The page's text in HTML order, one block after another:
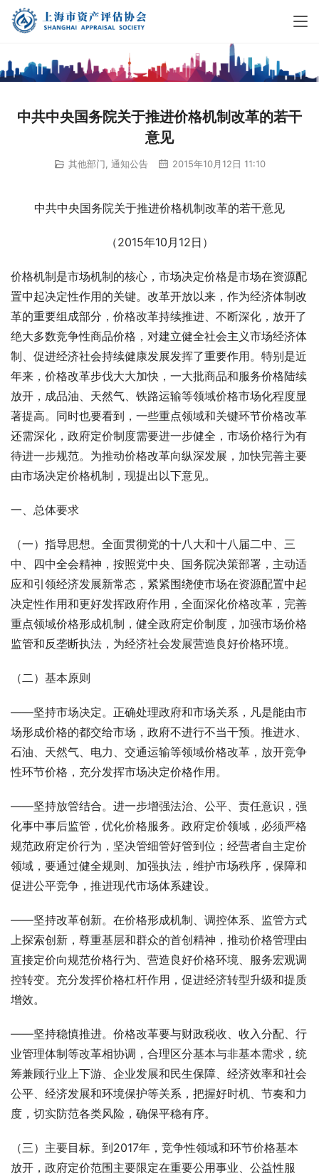
中共中央国务院关于推进价格机制改革的若干
意见
其他部门 通知公告 2015年10月12日 11:10
中共中央国务院关于推进价格机制改革的若干意见
（2015年10月12日）
价格机制是市场机制的核心，市场决定价格是市场在资源配
置中起决定性作用的关键。改革开放以来，作为经济体制改
革的重要组成部分，价格改革持续推进、不断深化，放开了
绝大多数竞争性商品价格，对建立健全社会主义市场经济体
制、促进经济社会持续健康发展发挥了重要作用。特别是近
年来，价格改革步伐大大加快，一大批商品和服务价格陆续
放开，成品油、天然气、铁路运输等领域价格市场化程度显
著提高。同时也要看到，一些重点领域和关键环节价格改革
还需深化，政府定价制度需要进一步健全，市场价格行为有
待进一步规范。为推动价格改革向纵深发展，加快完善主要
由市场决定价格机制，现提出以下意见。
一、总体要求
（一）指导思想。全面贯彻党的十八大和十八届二中、三
中、四中全会精神，按照党中央、国务院决策部署，主动适
应和引领经济发展新常态，紧紧围绕使市场在资源配置中起
决定性作用和更好发挥政府作用，全面深化价格改革，完善
重点领域价格形成机制，健全政府定价制度，加强市场价格
监管和反垄断执法，为经济社会发展营造良好价格环境。
（二）基本原则
——坚持市场决定。正确处理政府和市场关系，凡是能由市
场形成价格的都交给市场，政府不进行不当干预。推进水、
石油、天然气、电力、交通运输等领域价格改革，放开竞争
性环节价格，充分发挥市场决定价格作用。
——坚持放管结合。进一步增强法治、公平、责任意识，强
化事中事后监管，优化价格服务。政府定价领域，必须严格
规范政府定价行为，坚决管细管好管到位；经营者自主定价
领域，要通过健全规则、加强执法，维护市场秩序，保障和
促进公平竞争，推进现代市场体系建设。
——坚持改革创新。在价格形成机制、调控体系、监管方式
上探索创新，尊重基层和群众的首创精神，推动价格管理由
直接定价向规范价格行为、营造良好价格环境、服务宏观调
控转变。充分发挥价格杠杆作用，促进经济转型升级和提质
增效。
——坚持稳慎推进。价格改革要与财政税收、收入分配、行
业管理体制等改革相协调，合理区分基本与非基本需求，统
筹兼顾行业上下游、企业发展和民生保障、经济效率和社会
公平、经济发展和环境保护等关系，把握好时机、节奏和力
度，切实防范各类风险，确保平稳有序。
（三）主要目标。到2017年，竞争性领域和环节价格基本
放开，政府定价范围主要限定在重要公用事业、公益性服